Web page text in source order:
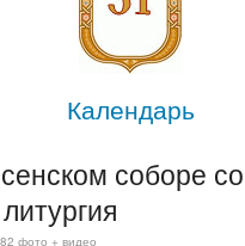
Календарь
соборе
82 фото + видео